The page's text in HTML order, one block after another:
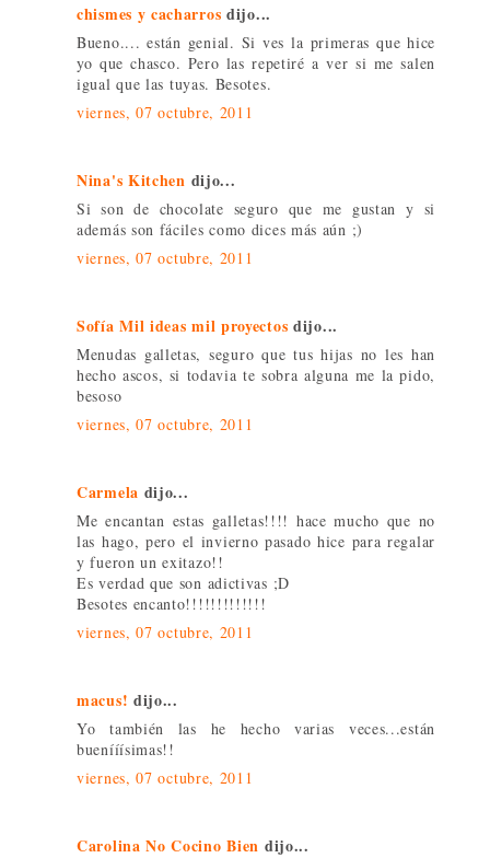
chismes y cacharros dijo...
Bueno.... están genial. Si ves la primeras que hice
yo que chasco. Pero las repetiré a ver si me salen
igual que las tuyas. Besotes.
viernes, 07 octubre, 2011
Nina's Kitchen dijo...
Si son de chocolate seguro que me gustan y si
además son fáciles como dices más aún ;)
viernes, 07 octubre, 2011
Sofía Mil ideas mil proyectos dijo...
Menudas galletas, seguro que tus hijas no les han
hecho ascos, si todavia te sobra alguna me la pido,
besoso
viernes, 07 octubre, 2011
Carmela dijo...
Me encantan estas galletas!!!! hace mucho que no
las hago, pero el invierno pasado hice para regalar
y fueron un exitazo!!
Es verdad que son adictivas ;D
Besotes encanto!!!!!!!!!!!!!
viernes, 07 octubre, 2011
macus! dijo...
Yo también las he hecho varias veces...están
buenííísimas!!
viernes, 07 octubre, 2011
Carolina No Cocino Bien dijo...